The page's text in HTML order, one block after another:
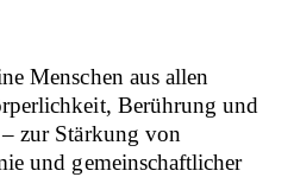
Menschen aus allen
Berührung und
zur Stärkung von
und gemeinschaftlicher